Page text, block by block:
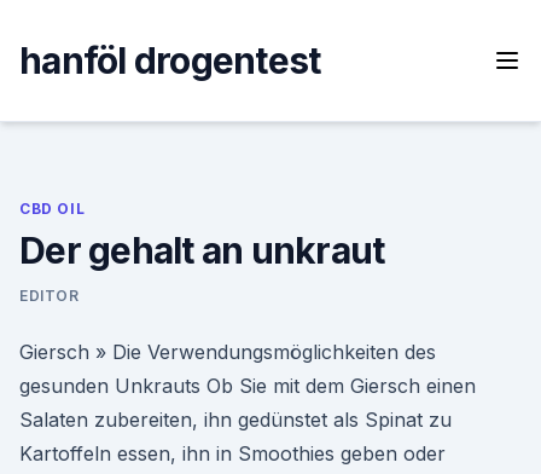
content
hanföl drogentest
CBD OIL
Der gehalt an unkraut
EDITOR
Giersch » Die Verwendungsmöglichkeiten des
gesunden Unkrauts Ob Sie mit dem Giersch einen
Salaten zubereiten, ihn gedünstet als Spinat zu
Kartoffeln essen, ihn in Smoothies geben oder